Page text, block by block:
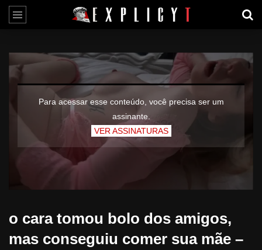
Para acessar esse conteúdo, você precisa ser um
assinante.
VER ASSINATURAS
o cara tomou bolo dos amigos,
mas conseguiu comer sua mãe –